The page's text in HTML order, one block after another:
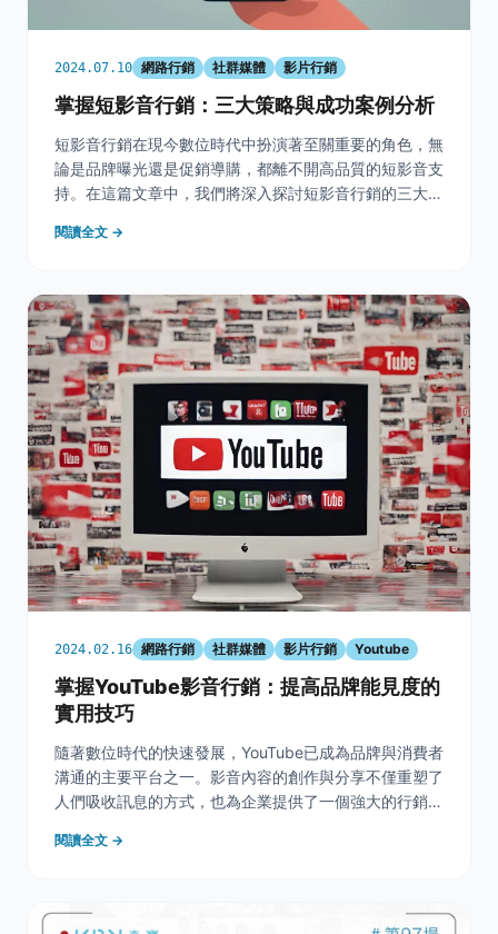
2024.07.10 網路行銷 社群媒體 影片行銷
掌握短影音行銷：三大策略與成功案例分析
短影音行銷在現今數位時代中扮演著至關重要的角色，無
論是品牌曝光還是促銷導購，都離不開高品質的短影音支
持。在這篇文章中，我們將深入探討短影音行銷的三大必
而出。 一、短影音平台與年輕消費者行為洞察 短影音平
閱讀全文 →
2024.02.16 網路行銷 社群媒體 影片行銷 Youtube
掌握YouTube影音行銷：提高品牌能見度的
實用技巧
隨著數位時代的快速發展，YouTube已成為品牌與消費者
溝通的主要平台之一。影音內容的創作與分享不僅重塑了
人們吸收訊息的方式，也為企業提供了一個強大的行銷工
面對的挑戰。本文將深入探討影音行銷的關鍵要素，從主
閱讀全文 →